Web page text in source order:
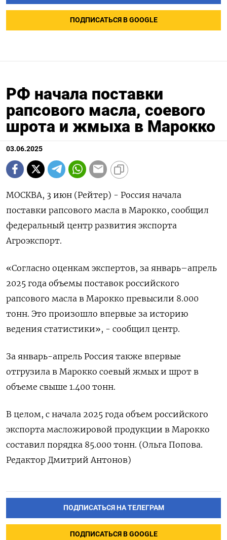
ПОДПИСАТЬСЯ В GOOGLE
РФ начала поставки
рапсового масла, соевого
шрота и жмыха в Марокко
03.06.2025
МОСКВА, 3 июн (Рейтер) - Россия начала
поставки рапсового масла в Марокко, сообщил
федеральный центр развития экспорта
Агроэкспорт.
«Согласно оценкам экспертов, за январь–апрель
2025 года объемы поставок российского
рапсового масла в Марокко превысили 8.000
тонн. Это произошло впервые за историю
ведения статистики», - сообщил центр.
За январь-апрель Россия также впервые
отгрузила в Марокко соевый жмых и шрот в
объеме свыше 1.400 тонн.
В целом, с начала 2025 года объем российского
экспорта масложировой продукции в Марокко
составил порядка 85.000 тонн. (Ольга Попова.
Редактор Дмитрий Антонов)
ПОДПИСАТЬСЯ НА ТЕЛЕГРАМ
ПОДПИСАТЬСЯ В GOOGLE